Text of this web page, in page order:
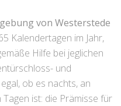
von Westerstede
Kalendertagen im Jahr,
Hilfe bei jeglichen
und
ob es nachts, an
ist: die Prämisse für